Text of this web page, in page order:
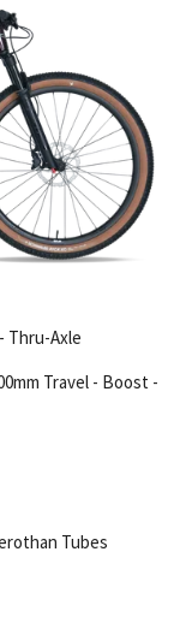
Thru-Axle
Travel - Boost -
Tubes